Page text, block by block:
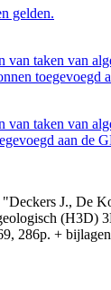
gelden.
taken van
taken van
aan de
J., De
(H3D)
286p. +